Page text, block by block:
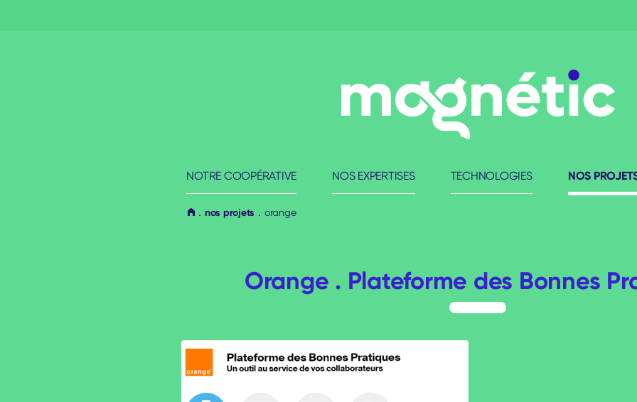
NOTRE COOPÉRATIVE NOS EXPERTISES TECHNOLOGIES NOS
nos projets orange
Orange . Plateforme des Bonnes